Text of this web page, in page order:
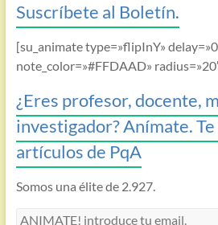
Suscríbete al Boletín.
[su_animate type=»flipInY»
note_color=»#FFDAAD»
¿Eres profesor, docente,
investigador? Anímate.
artículos de PqA
Somos una élite de 2.927.
ANIMATE!